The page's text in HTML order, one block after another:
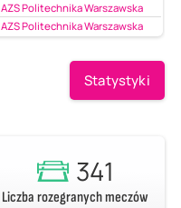
AZS Politechnika Warszawska
AZS Politechnika Warszawska
Statystyki
341
Liczba rozegranych meczów